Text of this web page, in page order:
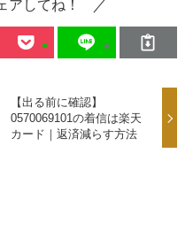
アしてね！
【出る前に確認】
0570069101の着信は楽天
カード｜返済減らす方法